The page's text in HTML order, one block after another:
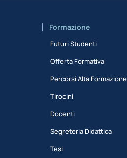
Formazione
Futuri Studenti
Offerta Formativa
Percorsi Alta Formazione
Tirocini
Docenti
Segreteria Didattica
Tesi